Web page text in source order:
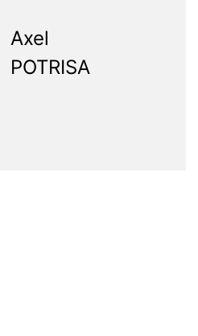
Axel
POTRISA